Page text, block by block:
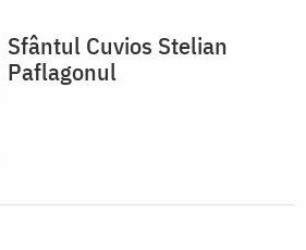
Sfântul Cuvios Stelian
Paflagonul